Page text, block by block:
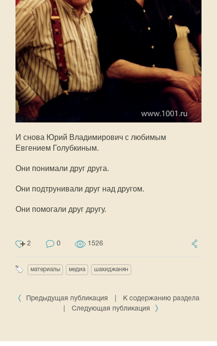
И снова Юрий Владимирович с любимым
Евгением Голубкиным.
Они понимали друг друга.
Они подтрунивали друг над другом.
Они помогали друг другу.
2 0 1526
материалы медиа шахиджанян
Предыдущая публикация
К содержанию раздела
Следующая публикация